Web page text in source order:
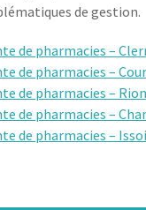
de gestion.
de pharmacies –
de pharmacies –
de pharmacies –
de pharmacies –
de pharmacies –